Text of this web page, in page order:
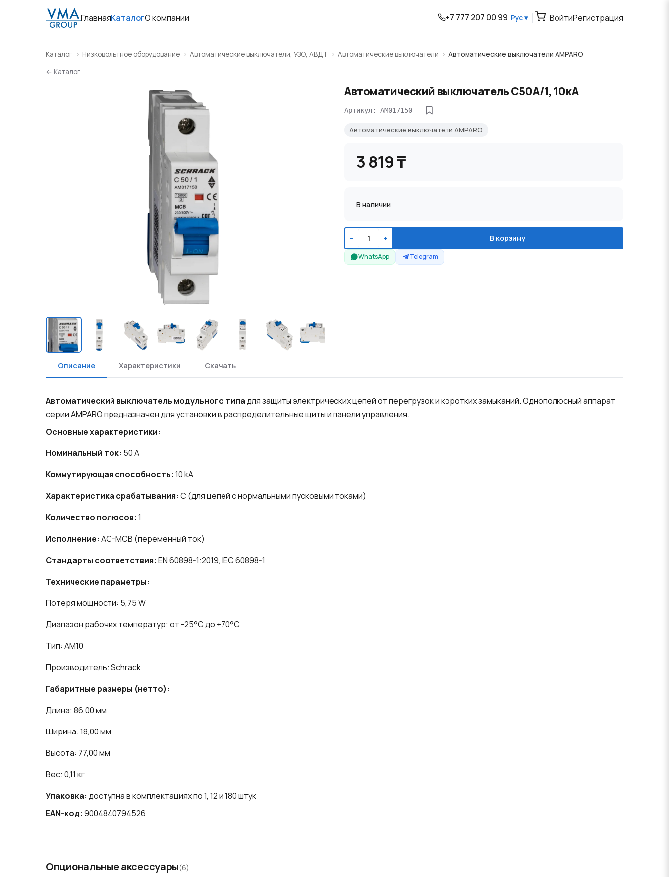
ГлавнаяКаталогО компании +7 777 207 00 99 Рус ▾ ВойтиРегистрация
Каталог Низковольтное оборудование Автоматические выключатели, УЗО, АВДТ Автоматические выключатели
Автоматические выключатели AMPARO
← Каталог
Автоматический выключатель C50А/1, 10кА
Артикул: AM017150--
Автоматические выключатели AMPARO
3 819 ₸
В наличии
− + В корзину
WhatsApp Telegram
Описание Характеристики Скачать
Автоматический выключатель модульного типадля защиты электрических цепей от перегрузок и коротких замыканий. Однополюсный аппарат
серии AMPARO предназначен для установки в распределительные щиты и панели управления.
Основные характеристики:
Номинальный ток: 50 A
Коммутирующая способность: 10 kA
Характеристика срабатывания: C (для цепей с нормальными пусковыми токами)
Количество полюсов: 1
Исполнение: AC-MCB (переменный ток)
Стандарты соответствия: EN 60898-1:2019, IEC 60898-1
Технические параметры:
Потеря мощности: 5,75 W
Диапазон рабочих температур: от -25°C до +70°C
Тип: AM10
Производитель: Schrack
Габаритные размеры (нетто):
Длина: 86,00 мм
Ширина: 18,00 мм
Высота: 77,00 мм
Вес: 0,11 кг
Упаковка: доступна в комплектациях по 1, 12 и 180 штук
EAN-код: 9004840794526
Опциональные аксессуары(6)